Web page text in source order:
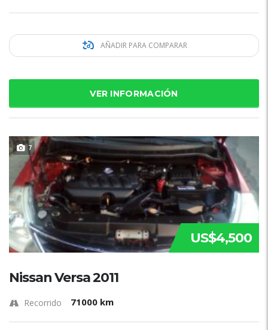
AÑADIR PARA COMPARAR
VER INFORMACIÓN
7
US$4,500
Nissan Versa 2011
Recorrido 71000 km